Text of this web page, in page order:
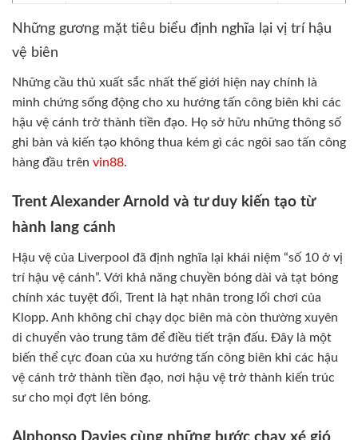
Những gương mặt tiêu biểu định nghĩa lại vị trí hậu
vệ biên
Những cầu thủ xuất sắc nhất thế giới hiện nay chính là
minh chứng sống động cho xu hướng tấn công biên khi các
hậu vệ cánh trở thành tiền đạo. Họ sở hữu những thông số
ghi bàn và kiến tạo không thua kém gì các ngôi sao tấn công
hàng đầu trên vin88.
Trent Alexander Arnold và tư duy kiến tạo từ
hành lang cánh
Hậu vệ của Liverpool đã định nghĩa lại khái niệm “số 10 ở vị
trí hậu vệ cánh”. Với khả năng chuyền bóng dài và tạt bóng
chính xác tuyệt đối, Trent là hạt nhân trong lối chơi của
Klopp. Anh không chỉ chạy dọc biên mà còn thường xuyên
di chuyển vào trung tâm để điều tiết trận đấu. Đây là một
biến thể cực đoan của xu hướng tấn công biên khi các hậu
vệ cánh trở thành tiền đạo, nơi hậu vệ trở thành kiến trúc
sư cho mọi đợt lên bóng.